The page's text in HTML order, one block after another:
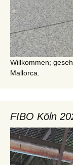
Willkommen;
Mallorca.
FIBO Köln
Video-
Player